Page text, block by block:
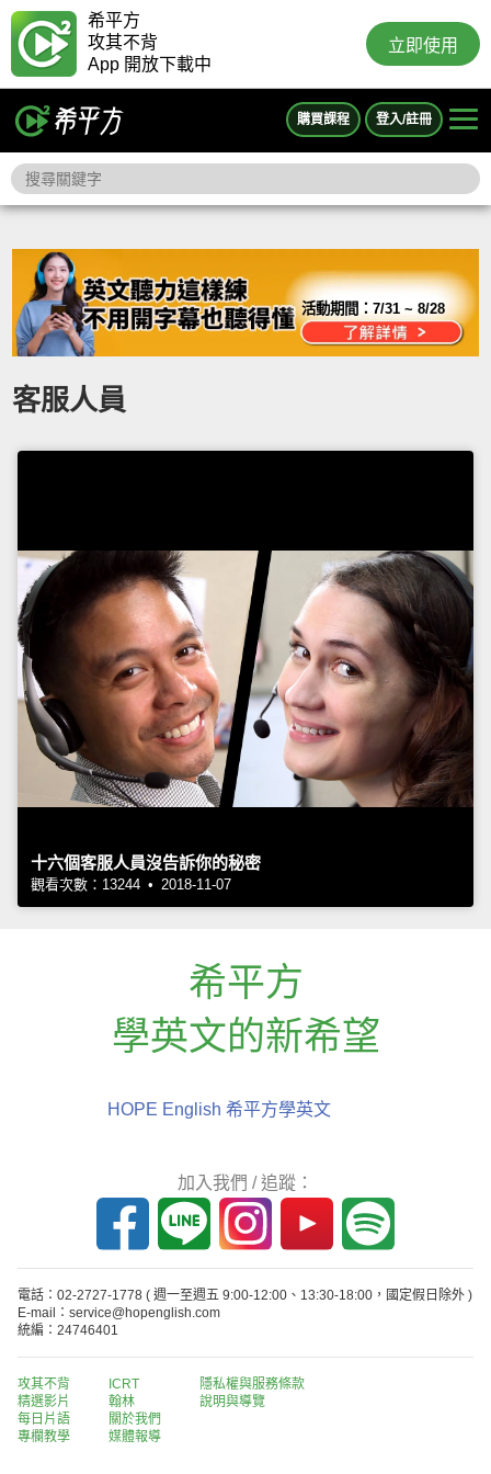
希平方
攻其不背
App 開放下載中
立即使用
購買課程 登入/註冊
活動期間：7/31 ~ 8/28
客服人員
十六個客服人員沒告訴你的秘密
觀看次數：13244 • 2018-11-07
希平方
學英文的新希望
HOPE English 希平方學英文
加入我們 / 追蹤：
電話：02-2727-1778 ( 週一至週五 9:00-12:00、13:30-18:00，國定假日除外 )
E-mail：service@hopenglish.com
統編：24746401
攻其不背
精選影片
每日片語
專欄教學
ICRT
翰林
關於我們
媒體報導
隱私權與服務條款
說明與導覽